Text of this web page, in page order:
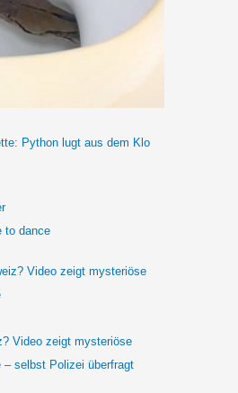
Python lugt aus dem Klo
to dance
Video zeigt mysteriöse
– selbst Polizei überfragt